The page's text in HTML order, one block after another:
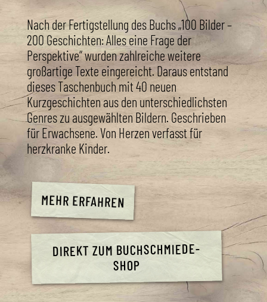
Nach der Fertigstellung des Buchs „100 Bilder –
200 Geschichten: Alles eine Frage der
Perspektive“ wurden zahlreiche weitere
großartige Texte eingereicht. Daraus entstand
dieses Taschenbuch mit 40 neuen
Kurzgeschichten aus den unterschiedlichsten
Genres zu ausgewählten Bildern. Geschrieben
für Erwachsene. Von Herzen verfasst für
herzkranke Kinder.
MEHR ERFAHREN
DIREKT ZUM BUCHSCHMIEDE-
SHOP